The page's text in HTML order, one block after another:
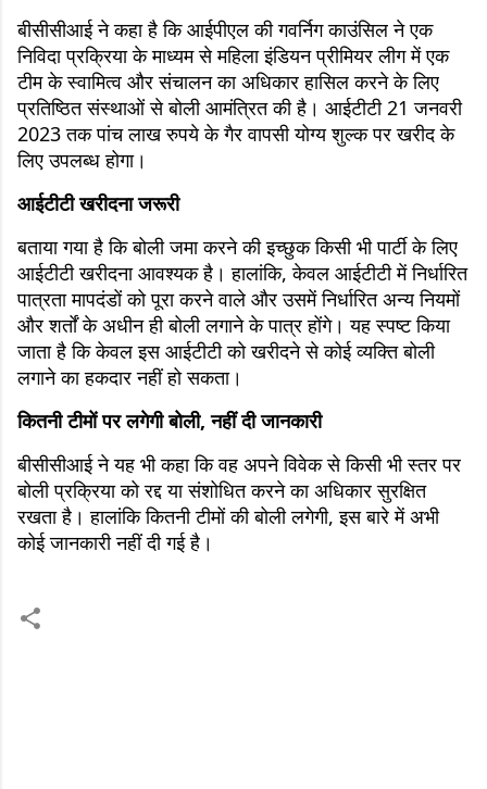
बीसीसीआई ने कहा है कि आईपीएल की गवर्निग काउंसिल ने एक
निविदा प्रक्रिया के माध्यम से महिला इंडियन प्रीमियर लीग में एक
टीम के स्वामित्व और संचालन का अधिकार हासिल करने के लिए
प्रतिष्ठित संस्थाओं से बोली आमंत्रित की है। आईटीटी 21 जनवरी
2023 तक पांच लाख रुपये के गैर वापसी योग्य शुल्क पर खरीद के
लिए उपलब्ध होगा।
आईटीटी खरीदना जरूरी
बताया गया है कि बोली जमा करने की इच्छुक किसी भी पार्टी के लिए
आईटीटी खरीदना आवश्यक है। हालांकि, केवल आईटीटी में निर्धारित
पात्रता मापदंडों को पूरा करने वाले और उसमें निर्धारित अन्य नियमों
और शर्तों के अधीन ही बोली लगाने के पात्र होंगे। यह स्पष्ट किया
जाता है कि केवल इस आईटीटी को खरीदने से कोई व्यक्ति बोली
लगाने का हकदार नहीं हो सकता।
कितनी टीमों पर लगेगी बोली, नहीं दी जानकारी
बीसीसीआई ने यह भी कहा कि वह अपने विवेक से किसी भी स्तर पर
बोली प्रक्रिया को रद्द या संशोधित करने का अधिकार सुरक्षित
रखता है। हालांकि कितनी टीमों की बोली लगेगी, इस बारे में अभी
कोई जानकारी नहीं दी गई है।